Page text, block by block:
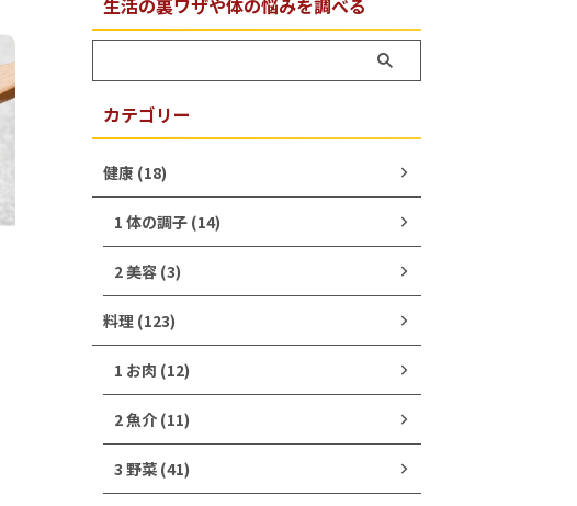
生活の裏ワザや体の悩みを調べる
カテゴリー
健康 (18)
1 体の調子 (14)
2 美容 (3)
料理 (123)
1 お肉 (12)
2 魚介 (11)
3 野菜 (41)